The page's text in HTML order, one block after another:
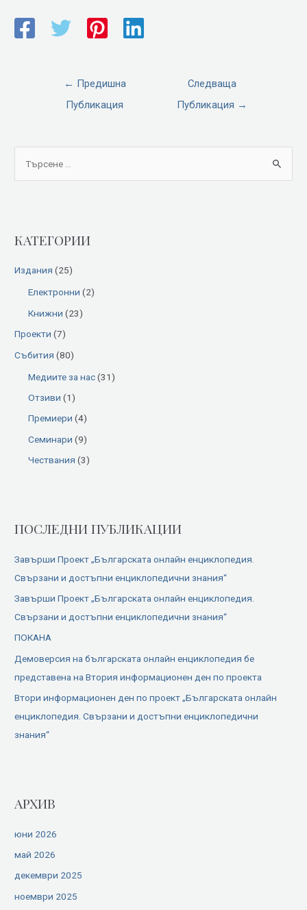
← Предишна
Публикация
Следваща
Публикация →
c
:
КАТЕГОРИИ
Издания (25)
Електронни (2)
Книжни (23)
Проекти (7)
Събития (80)
Медиите за нас(31)
Отзиви (1)
Премиери (4)
Семинари (9)
Чествания (3)
ПОСЛЕДНИ ПУБЛИКАЦИИ
Завърши Проект „Българската онлайн енциклопедия.
Свързани и достъпни енциклопедични знания“
Завърши Проект „Българската онлайн енциклопедия.
Свързани и достъпни енциклопедични знания“
ПОКАНА
Демоверсия на българската онлайн енциклопедия бе
представена на Втория информационен ден по проекта
Втори информационен ден по проект „Българската онлайн
енциклопедия. Свързани и достъпни енциклопедични
знания“
АРХИВ
юни 2026
май 2026
декември 2025
ноември 2025